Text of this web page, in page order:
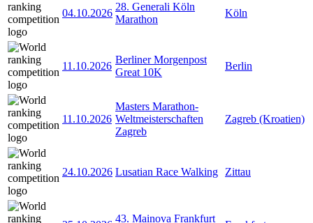
04.10.2026
28. Generali Köln
Marathon
Köln
11.10.2026
Berliner Morgenpost
Great 10K
Berlin
11.10.2026
Masters Marathon-
Weltmeisterschaften
Zagreb
Zagreb (Kroatien)
24.10.2026 Lusatian Race Walking Zittau
43. Mainova Frankfurt